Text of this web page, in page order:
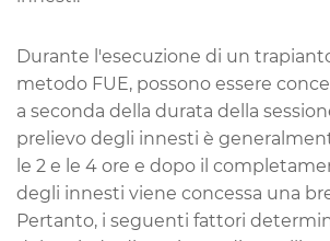
Durante l'esecuzione di un
metodo FUE, possono essere
a seconda della durata della
prelievo degli innesti è
le 2 e le 4 ore e dopo il
degli innesti viene concessa una
Pertanto, i seguenti fattori